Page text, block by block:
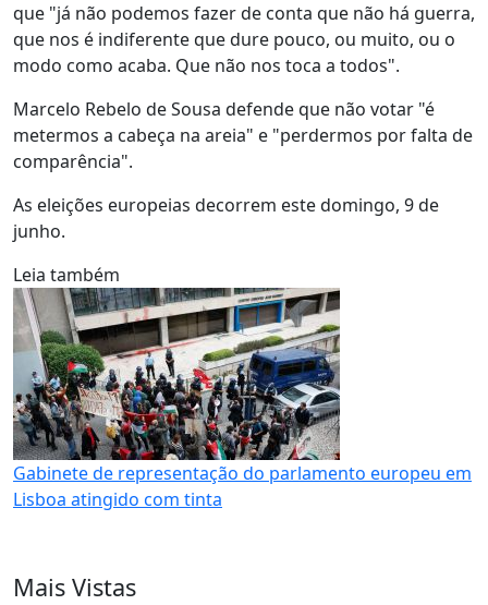
que "já não podemos fazer de conta que não há guerra,
que nos é indiferente que dure pouco, ou muito, ou o
modo como acaba. Que não nos toca a todos".
Marcelo Rebelo de Sousa defende que não votar "é
metermos a cabeça na areia" e "perdermos por falta de
comparência".
As eleições europeias decorrem este domingo, 9 de
junho.
Leia também
Gabinete de representação do parlamento europeu em
Lisboa atingido com tinta
Mais Vistas